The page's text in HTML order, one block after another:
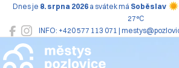
INFO: +420 577 113 071 |
Dnes je 8. srpna 2026 a svátek má Soběslav
27°C
Pozlovice